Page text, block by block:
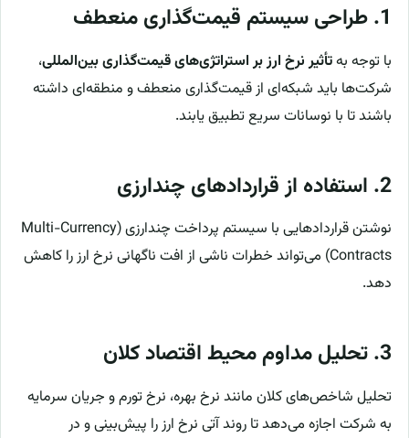
1. طراحی سیستم قیمت‌گذاری منعطف
با توجه بهتأثیر نرخ ارز بر استراتژی‌های قیمت‌گذاری بین‌المللی،
شرکت‌ها باید شبکه‌ای از قیمت‌گذاری منعطف و منطقه‌ای داشته
باشند تا با نوسانات سریع تطبیق یابند.
2. استفاده از قراردادهای چندارزی
نوشتن قراردادهایی با سیستم پرداخت چندارزی (Multi-Currency
Contracts) می‌تواند خطرات ناشی از افت ناگهانی نرخ ارز را کاهش
دهد.
3. تحلیل مداوم محیط اقتصاد کلان
تحلیل شاخص‌های کلان مانند نرخ بهره، نرخ تورم و جریان سرمایه
به شرکت اجازه می‌دهد تا روند آتی نرخ ارز را پیش‌بینی و در